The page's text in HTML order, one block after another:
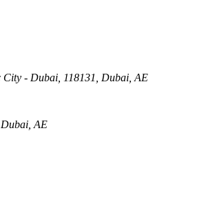
City - Dubai, 118131, Dubai, AE
Dubai, AE